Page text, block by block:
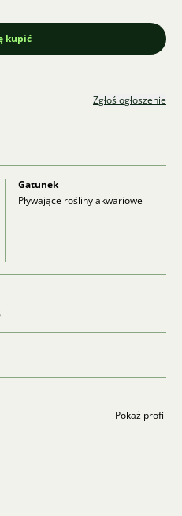
kupić
Zgłoś ogłoszenie
Gatunek
Pływające rośliny akwariowe
Pokaż profil